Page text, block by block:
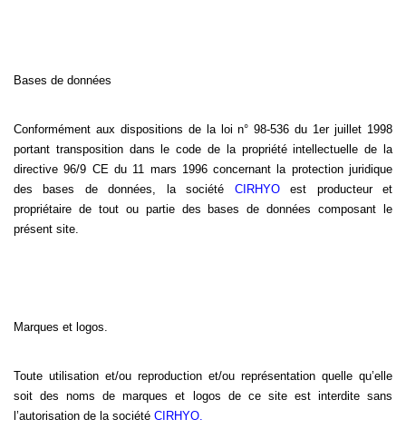
Bases de données
Conformément aux dispositions de la loi n° 98-536 du 1er juillet 1998
portant transposition dans le code de la propriété intellectuelle de la
directive 96/9 CE du 11 mars 1996 concernant la protection juridique
des bases de données, la société CIRHYOest producteur et
propriétaire de tout ou partie des bases de données composant le
présent site.
Marques et logos.
Toute utilisation et/ou reproduction et/ou représentation quelle qu’elle
soit des noms de marques et logos de ce site est interdite sans
l’autorisation de la société CIRHYO.